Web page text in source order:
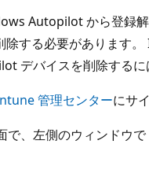
Autopilot から登録
する必要があります
デバイスを削除するに
管理センターにサ
で、左側のウィンドウで